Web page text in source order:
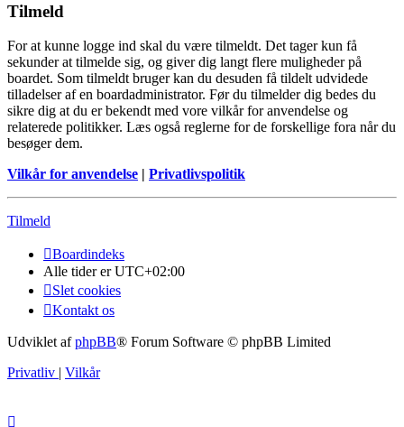
Tilmeld
For at kunne logge ind skal du være tilmeldt. Det tager kun få
sekunder at tilmelde sig, og giver dig langt flere muligheder på
boardet. Som tilmeldt bruger kan du desuden få tildelt udvidede
tilladelser af en boardadministrator. Før du tilmelder dig bedes du
sikre dig at du er bekendt med vore vilkår for anvendelse og
relaterede politikker. Læs også reglerne for de forskellige fora når du
besøger dem.
Vilkår for anvendelse | Privatlivspolitik
Tilmeld
Boardindeks
Alle tider erUTC+02:00
Slet cookies
Kontakt os
Udviklet afphpBB® Forum Software © phpBB Limited
Privatliv | Vilkår